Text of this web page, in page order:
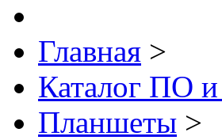
Главная >
Каталог ПО
Планшеты >